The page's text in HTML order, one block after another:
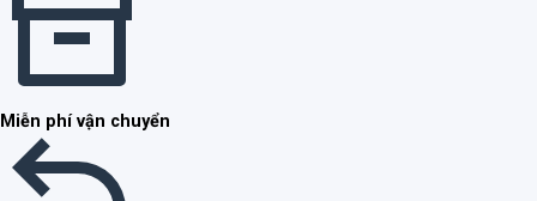
Miễn phí vận chuyển